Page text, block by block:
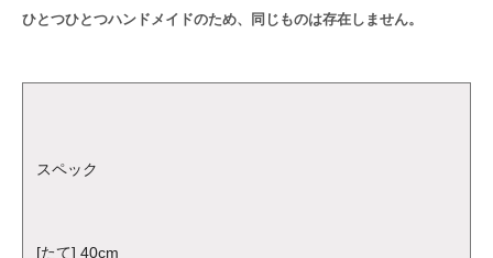
ひとつひとつハンドメイドのため、同じものは存在しません。
スペック
[たて] 40cm